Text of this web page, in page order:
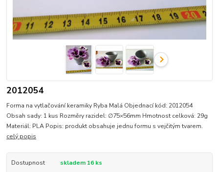
2012054
Forma na vytlačování keramiky Ryba Malá Objednací kód: 2012054
Obsah sady: 1 kus Rozměry razidel: ∅75×56mm Hmotnost celková: 29g
Materiál: PLA Popis: produkt obsahuje jednu formu s vejčitým tvarem.
celý popis
Dostupnost skladem 16 ks